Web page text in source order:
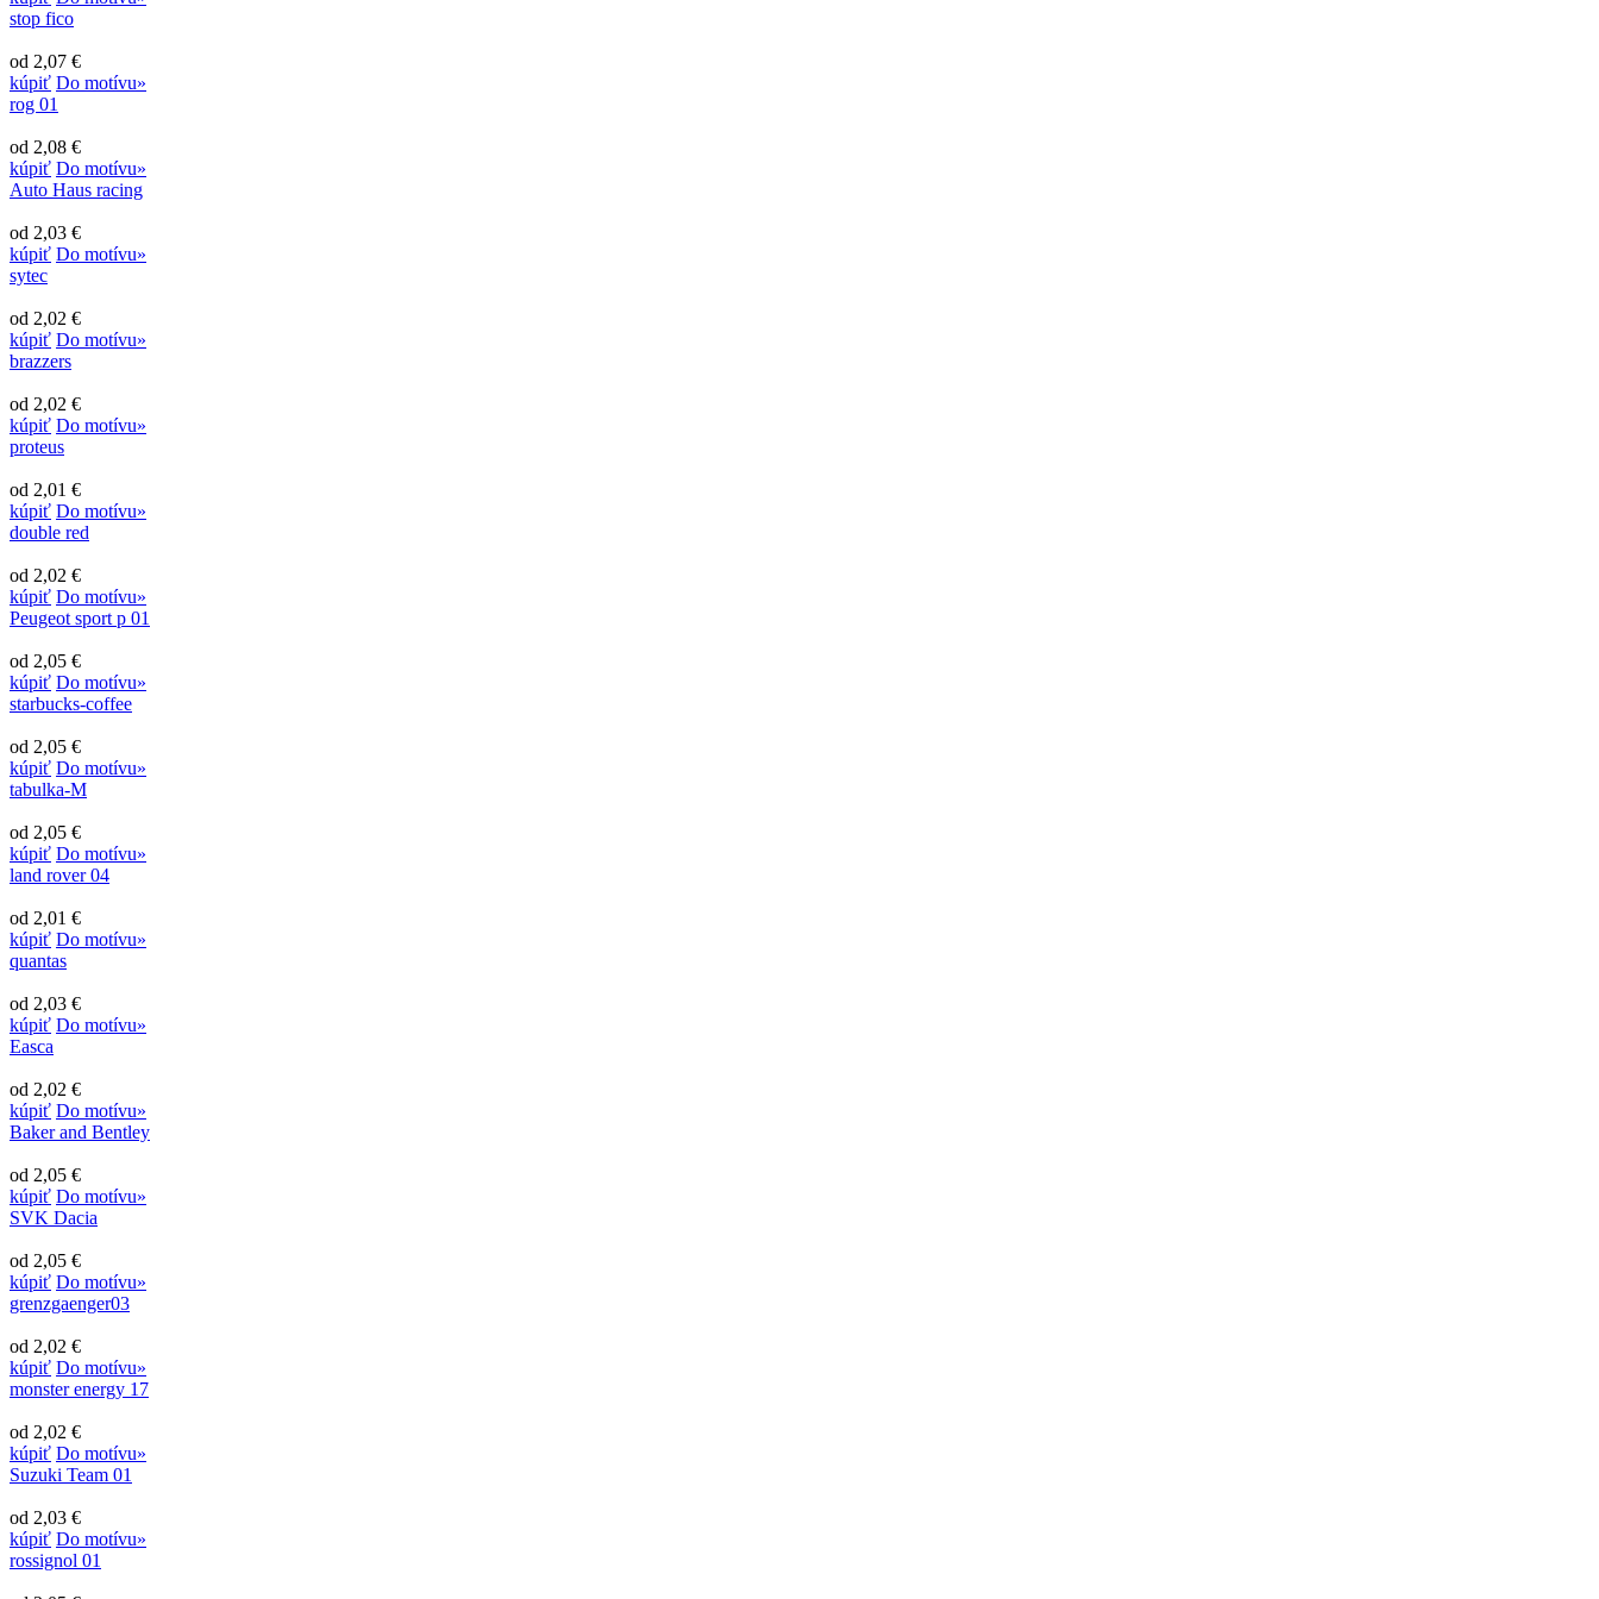
stop fico
od 2,07 €
kúpiť Do motívu»
rog 01
od 2,08 €
kúpiť Do motívu»
Auto Haus racing
od 2,03 €
kúpiť Do motívu»
sytec
od 2,02 €
kúpiť Do motívu»
brazzers
od 2,02 €
kúpiť Do motívu»
proteus
od 2,01 €
kúpiť Do motívu»
double red
od 2,02 €
kúpiť Do motívu»
Peugeot sport p 01
od 2,05 €
kúpiť Do motívu»
starbucks-coffee
od 2,05 €
kúpiť Do motívu»
tabulka-M
od 2,05 €
kúpiť Do motívu»
land rover 04
od 2,01 €
kúpiť Do motívu»
quantas
od 2,03 €
kúpiť Do motívu»
Easca
od 2,02 €
kúpiť Do motívu»
Baker and Bentley
od 2,05 €
kúpiť Do motívu»
SVK Dacia
od 2,05 €
kúpiť Do motívu»
grenzgaenger03
od 2,02 €
kúpiť Do motívu»
monster energy 17
od 2,02 €
kúpiť Do motívu»
Suzuki Team 01
od 2,03 €
kúpiť Do motívu»
rossignol 01